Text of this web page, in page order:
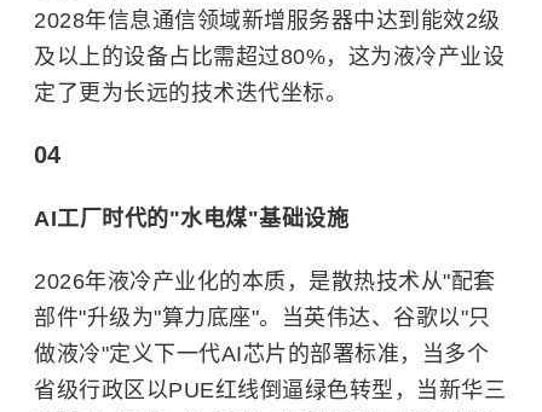
2028年信息通信领域新增服务器中达到能效2级
及以上的设备占比需超过80%，这为液冷产业设
定了更为长远的技术迭代坐标。
04
AI工厂时代的"水电煤"基础设施
2026年液冷产业化的本质，是散热技术从"配套
部件"升级为"算力底座"。当英伟达、谷歌以"只
做液冷"定义下一代AI芯片的部署标准，当多个
省级行政区以PUE红线倒逼绿色转型，当新华三